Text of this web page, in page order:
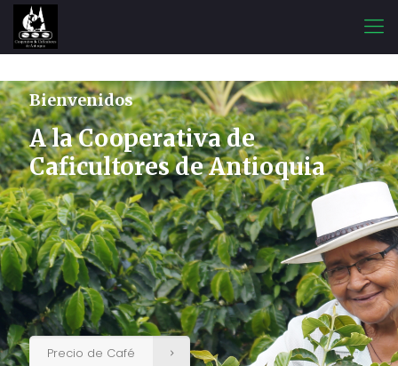
Bienvenidos
A la Cooperativa de
Caficultores de Antioquia
Precio de Café